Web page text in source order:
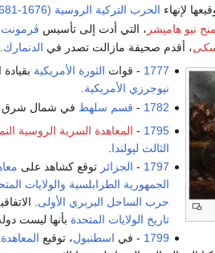
لإنهاء الحرب التركية الروسية (1676-1681)
منح نيو هامپشر ، التي أدت إلى تأسيس ڤرمونت
، أقدم صحيفة مازالت تصدر في الدنمارك.
1777 - قوات الثورة الأمريكية
نيوجرزي الأمريكية.
1782
- قسم سلهط في شمال شرق
1795
- المعاهدة السرية الروسية
الثالث لپولندا
1797
- الجزائر توقع كشاهد على
الجمهورية الطرابلسية والولايات
حرب الساحل البربري الأولى .
تاريخ الولايات المتحدة بأنها ليست
1799 - في اسطنبول، توقيع